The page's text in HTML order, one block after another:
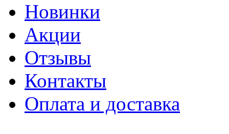
Новинки
Акции
Отзывы
Контакты
Оплата и доставка